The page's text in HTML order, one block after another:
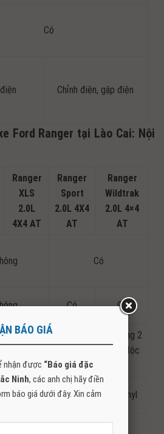
Có
Chỉnh điện, gập điện
Ford Ranger tại Lào Cai: Nội
Ranger
XLS
2.0L
4X4 AT
Ranger
Sport
2.0L 4X4
AT
Ranger
Wildtrak
2.0L 4×4
AT
Có
Có Có
Tự động 2
vùng độc
Nỉ Da Vinyl Da Vinyl
Bọc da
BÁO GIÁ
nhận được “Báo giá đặc
Ninh, các anh chị hãy điền
báo giá dưới đây. Xin cảm